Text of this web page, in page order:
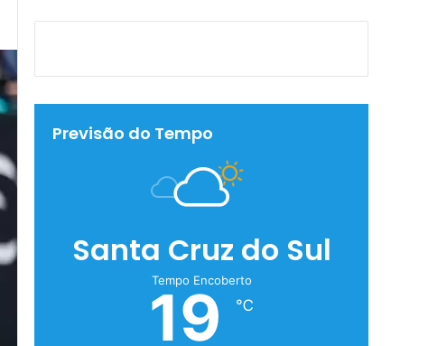
Previsão do Tempo
Santa Cruz do Sul
Tempo Encoberto
19 ℃